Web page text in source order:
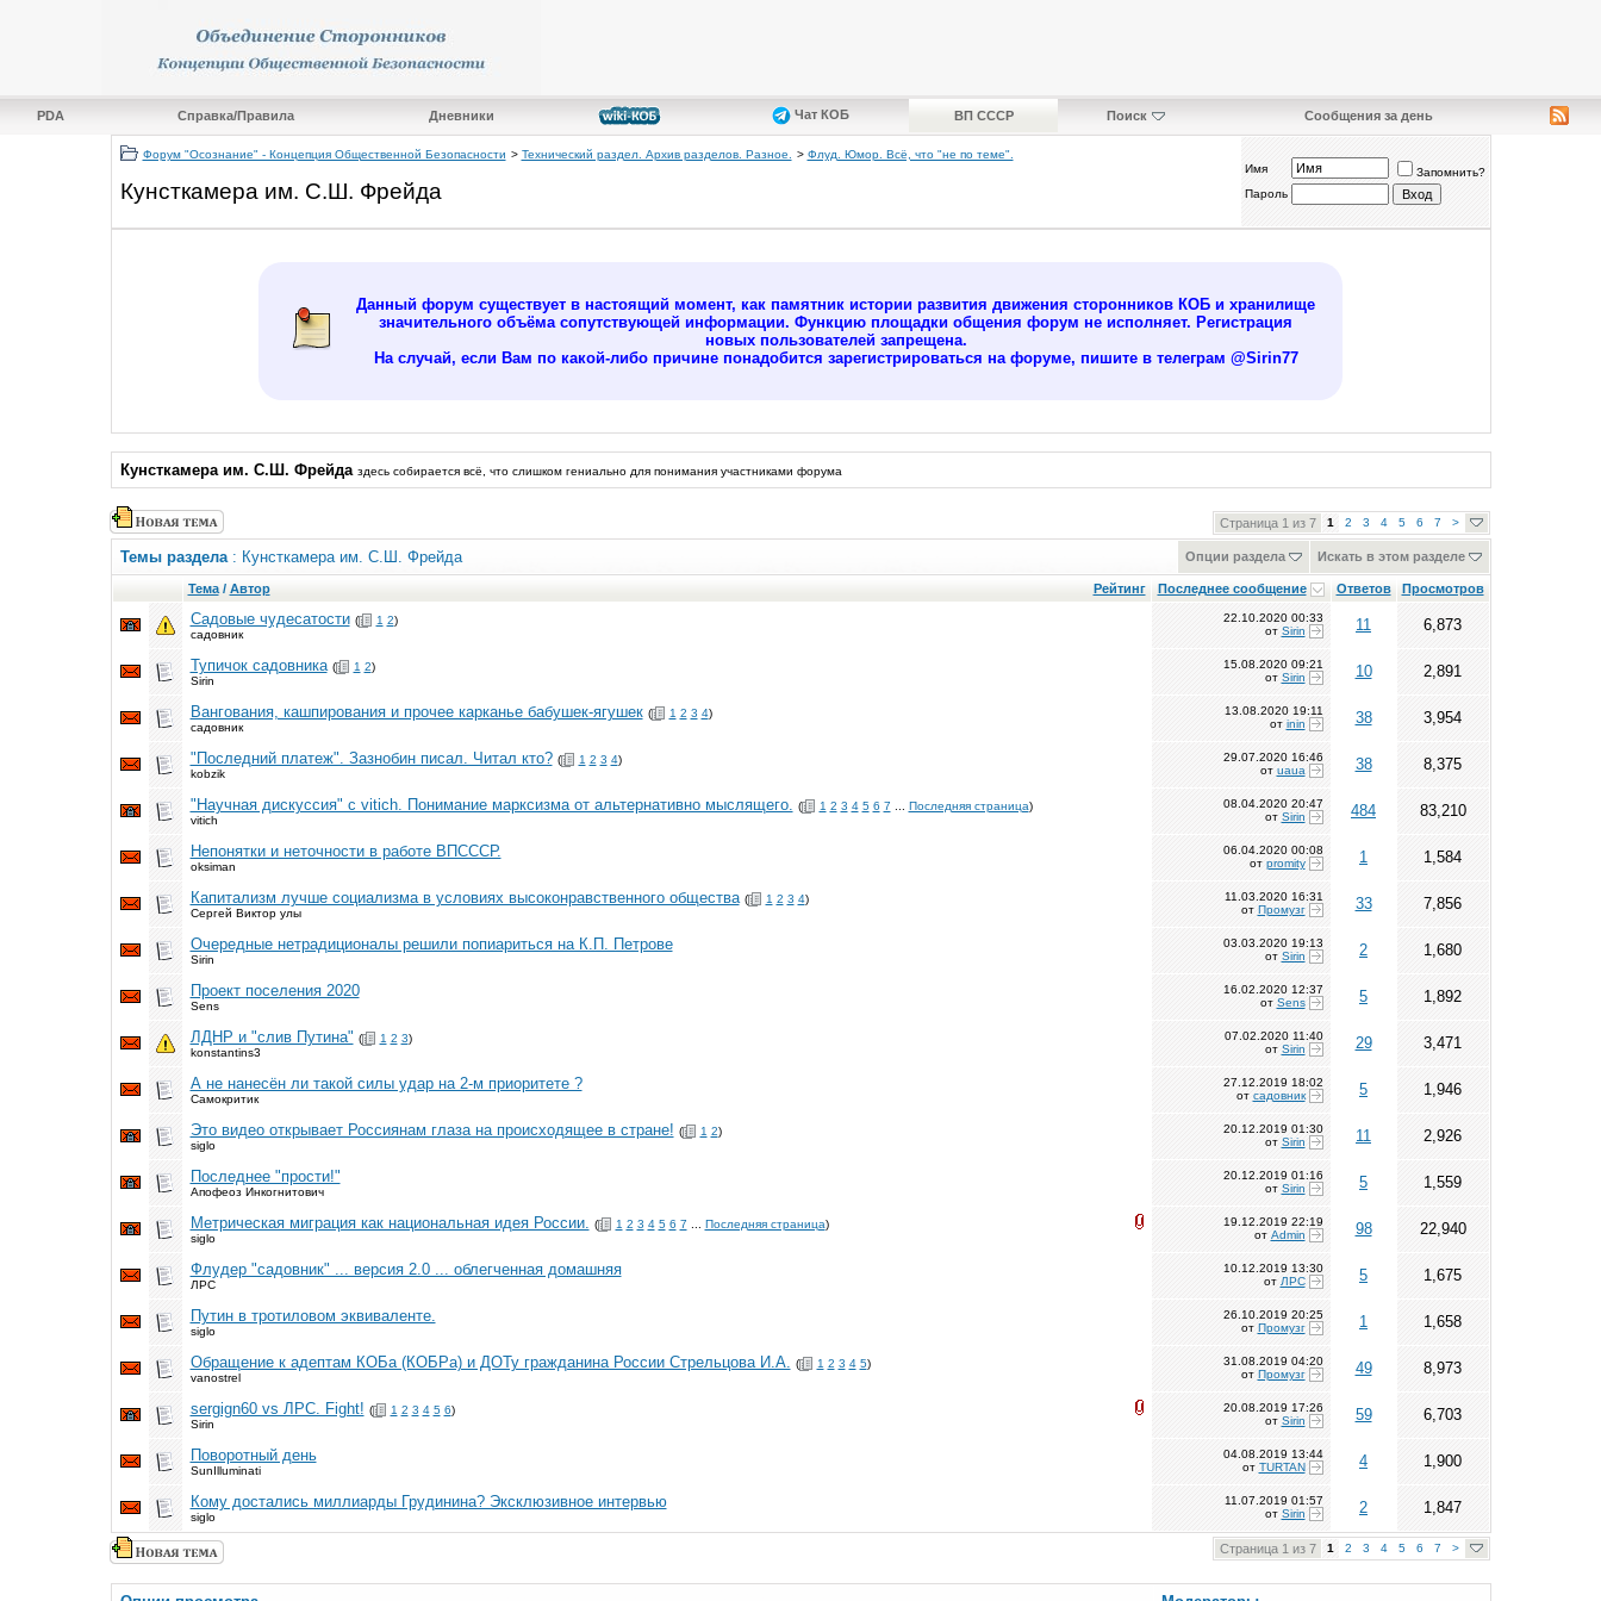
PDA Справка/Правила Дневники Чат КОБ ВП СССР Поиск Сообщения за день
Форум "Осознание" - Концепция Общественной Безопасности > Технический раздел. Архив разделов. Разное. > Флуд. Юмор. Всё, что "не по теме".
Кунсткамера им. С.Ш. Фрейда
Имя
Запомнить?
Пароль
Данный форум существует в настоящий момент, как памятник истории развития движения сторонников КОБ и хранилище
значительного объёма сопутствующей информации. Функцию площадки общения форум не исполняет. Регистрация
новых пользователей запрещена.
На случай, если Вам по какой-либо причине понадобится зарегистрироваться на форуме, пишите в телеграм @Sirin77
Кунсткамера им. С.Ш. Фрейда здесь собирается всё, что слишком гениально для понимания участниками форума
Страница 1 из 7 1 2 3 4 5 6 7 >
Темы раздела: Кунсткамера им. С.Ш. Фрейда Опции раздела Искать в этом разделе
Рейтинг
Тема/ Автор Последнее сообщение Ответов Просмотров
Садовые чудесатости ( 1 2)
садовник
22.10.2020 00:33
от Sirin 11 6,873
Тупичок садовника ( 1 2)
Sirin
15.08.2020 09:21
от Sirin 10 2,891
Вангования, кашпирования и прочее карканье бабушек-ягушек ( 1 2 3 4)
садовник
13.08.2020 19:11
от inin 38 3,954
"Последний платеж". Зазнобин писал. Читал кто? ( 1 2 3 4)
kobzik
29.07.2020 16:46
от uaua 38 8,375
"Научная дискуссия" с vitich. Понимание марксизма от альтернативно мыслящего. ( 1 2 3 4 5 6 7 Последняя страница)
vitich
08.04.2020 20:47
от Sirin 484 83,210
Непонятки и неточности в работе ВПСССР.
oksiman
06.04.2020 00:08
от promity 1 1,584
Капитализм лучше социализма в условиях высоконравственного общества ( 1 2 3 4)
Сергей Виктор улы
11.03.2020 16:31
от Промузг 33 7,856
Очередные нетрадиционалы решили попиариться на К.П. Петрове
Sirin
03.03.2020 19:13
от Sirin 2 1,680
Проект поселения 2020
Sens
16.02.2020 12:37
от Sens 5 1,892
ЛДНР и "слив Путина" ( 1 2 3)
konstantins3
07.02.2020 11:40
от Sirin 29 3,471
А не нанесён ли такой силы удар на 2-м приоритете ?
Самокритик
27.12.2019 18:02
от садовник 5 1,946
Это видео открывает Россиянам глаза на происходящее в стране! ( 1 2)
siglo
20.12.2019 01:30
от Sirin 11 2,926
Последнее "прости!"
Апофеоз Инкогнитович
20.12.2019 01:16
от Sirin 5 1,559
Метрическая миграция как национальная идея России. ( 1 2 3 4 5 6 7 Последняя страница)
siglo
19.12.2019 22:19
от Admin 98 22,940
Флудер "садовник" ... версия 2.0 ... облегченная домашняя
ЛРС
10.12.2019 13:30
от ЛРС 5 1,675
Путин в тротиловом эквиваленте.
siglo
26.10.2019 20:25
от Промузг 1 1,658
Обращение к адептам КОБа (КОБРа) и ДОТу гражданина России Стрельцова И.А. ( 1 2 3 4 5)
vanostrel
31.08.2019 04:20
от Промузг 49 8,973
sergign60 vs ЛРС. Fight! ( 1 2 3 4 5 6)
Sirin
20.08.2019 17:26
от Sirin 59 6,703
Поворотный день
SunIlluminati
04.08.2019 13:44
от TURTAN 4 1,900
Кому достались миллиарды Грудинина? Эксклюзивное интервью
siglo
11.07.2019 01:57
от Sirin 2 1,847
Страница 1 из 7 1 2 3 4 5 6 7 >